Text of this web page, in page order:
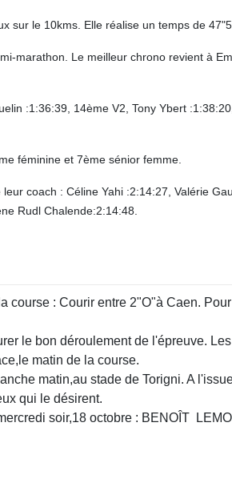
sur le 10kms. Elle réalise un temps de
marathon. Le meilleur chrono revient à
:1:36:39, 14ème V2, Tony Ybert
féminine et 7ème sénior femme.
coach : Céline Yahi :2:14:27, Valérie
Rudl Chalende:2:14:48.
course : Courir entre 2"O"à Caen.
le bon déroulement de l'épreuve.
matin de la course.
matin,au stade de Torigni. A
qui le désirent.
soir,18 octobre : BENOÎT